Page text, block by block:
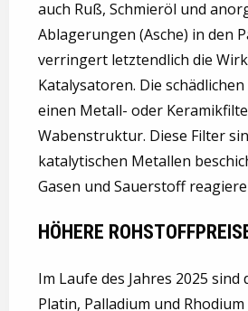
auch Ruß, Schmieröl und
Ablagerungen (Asche) in den
verringert letztendlich die
Katalysatoren. Die
einen Metall- oder
Wabenstruktur. Diese Filter
katalytischen Metallen
Gasen und Sauerstoff
HÖHERE
Im Laufe des Jahres 2025 sind
Platin, Palladium und